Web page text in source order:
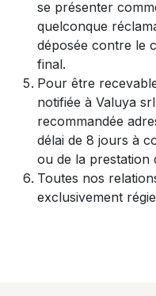
se présenter
quelconque
déposée contre le
final.
Pour être
notifiée à Valuya
recommandée
délai de 8 jours à
ou de la prestation
Toutes nos
exclusivement